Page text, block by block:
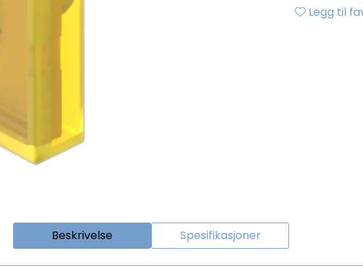
Legg til
Beskrivelse Spesifikasjoner